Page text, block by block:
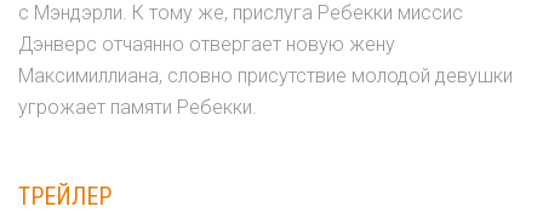
с Мэндэрли. К тому же, прислуга Ребекки миссис
Дэнверс отчаянно отвергает новую жену
Максимиллиана, словно присутствие молодой девушки
угрожает памяти Ребекки.
ТРЕЙЛЕР